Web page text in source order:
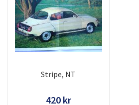
Stripe, NT
420 kr